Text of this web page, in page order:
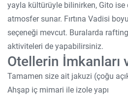
yayla kültürüyle bilinirken, Gito
atmosfer sunar. Fırtına Vadisi
seçeneği mevcut. Buralarda
aktiviteleri de yapabilirsiniz.
Otellerin İmkanları
Tamamen size ait jakuzi (çoğu
Ahşap iç mimari ile izole yapı